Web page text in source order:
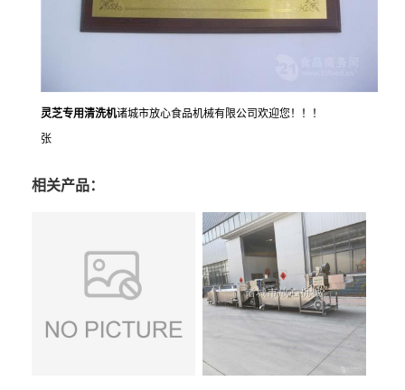
灵芝专用清洗机诸城市放心食品机械有限公司欢迎您！！！
张
相关产品：